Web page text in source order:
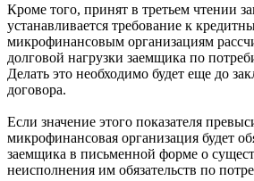
Кроме того, принят в третьем чтении
устанавливается требование к
микрофинансовым организациям
долговой нагрузки заемщика по
Делать это необходимо будет еще до
договора.
Если значение этого показателя
микрофинансовая организация будет
заемщика в письменной форме о
неисполнения им обязательств по